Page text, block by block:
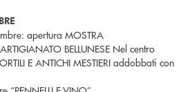
apertura MOSTRA
BELLUNESE Nel centro
E ANTICHI MESTIERI addobbati con